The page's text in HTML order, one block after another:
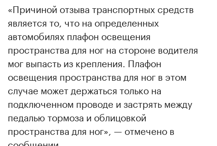
«Причиной отзыва транспортных средств
является то, что на определенных
автомобилях плафон освещения
пространства для ног на стороне водителя
мог выпасть из крепления. Плафон
освещения пространства для ног в этом
случае может держаться только на
подключенном проводе и застрять между
педалью тормоза и облицовкой
пространства для ног», — отмечено в